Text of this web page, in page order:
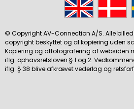
© Copyright AV-Connection A/S. Alle
copyright beskyttet og al kopiering uden
Kopiering og affotografering af websiden
iflg. ophavsretsloven § 1 og 2.
iflg. § 38 blive afkrævet vederlag og